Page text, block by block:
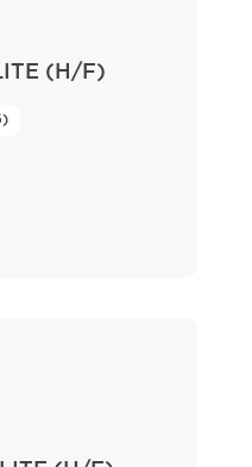
(H/F)